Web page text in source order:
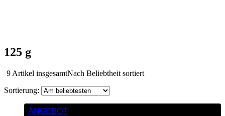
125 g
9 Artikel insgesamtNach Beliebtheit sortiert
ANGEBOT